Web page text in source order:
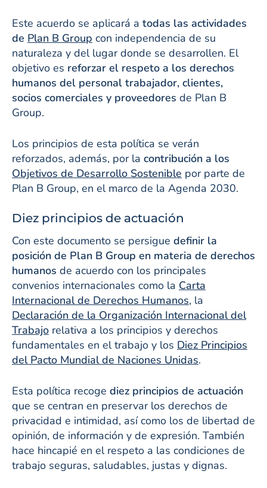
Este acuerdo se aplicará a todas las actividades
de Plan B Group con independencia de su
naturaleza y del lugar donde se desarrollen. El
objetivo es reforzar el respeto a los derechos
humanos del personal trabajador, clientes,
socios comerciales y proveedores de Plan B
Group.
Los principios de esta política se verán
reforzados, además, por la contribución a los
Objetivos de Desarrollo Sostenible por parte de
Plan B Group, en el marco de la Agenda 2030.
Diez principios de actuación
Con este documento se persigue definir la
posición de Plan B Group en materia de derechos
humanos de acuerdo con los principales
convenios internacionales como la Carta
Internacional de Derechos Humanos, la
Declaración de la Organización Internacional del
Trabajo relativa a los principios y derechos
fundamentales en el trabajo y los Diez Principios
del Pacto Mundial de Naciones Unidas.
Esta política recoge diez principios de actuación
que se centran en preservar los derechos de
privacidad e intimidad, así como los de libertad de
opinión, de información y de expresión. También
hace hincapié en el respeto a las condiciones de
trabajo seguras, saludables, justas y dignas.